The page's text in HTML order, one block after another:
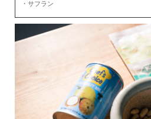
・サフラン